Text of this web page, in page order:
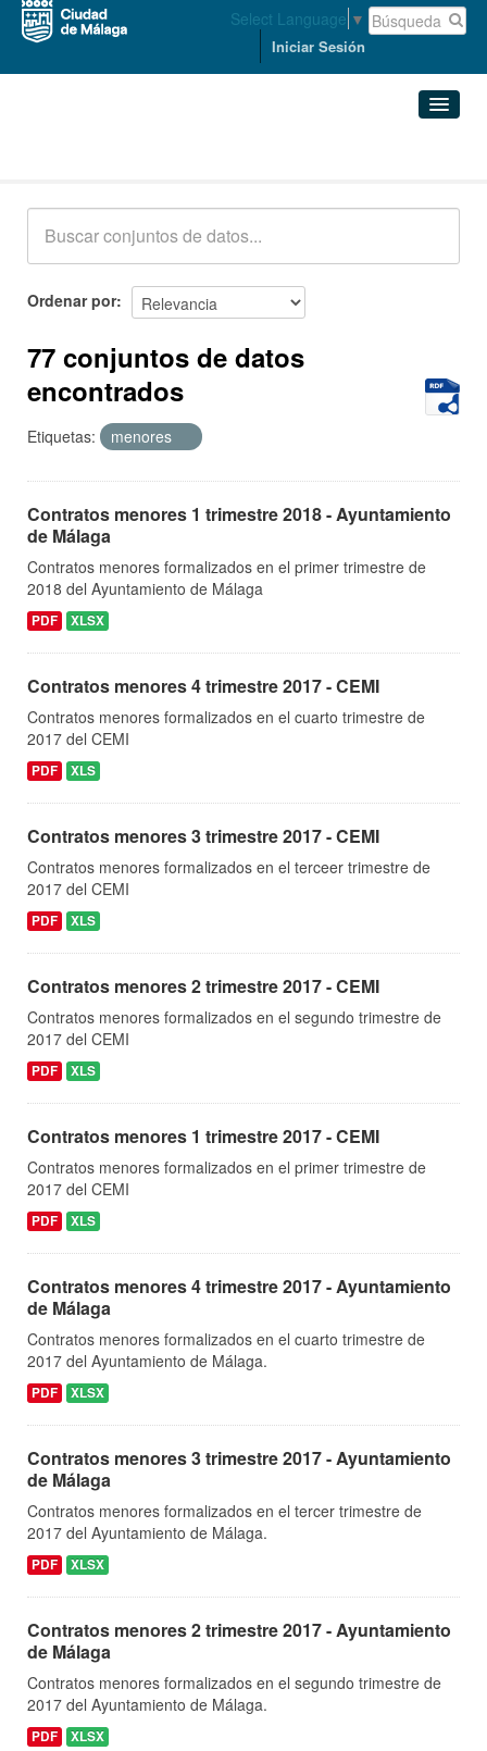
Select Language ▼
Iniciar Sesión
Acerca de
Ordenar por
77 conjuntos de datos
encontrados
Etiquetas: menores
Contratos menores 1 trimestre 2018 - Ayuntamiento
de Málaga
Contratos menores formalizados en el primer trimestre de
2018 del Ayuntamiento de Málaga
PDF XLSX
Contratos menores 4 trimestre 2017 - CEMI
Contratos menores formalizados en el cuarto trimestre de
2017 del CEMI
PDF XLS
Contratos menores 3 trimestre 2017 - CEMI
Contratos menores formalizados en el terceer trimestre de
2017 del CEMI
PDF XLS
Contratos menores 2 trimestre 2017 - CEMI
Contratos menores formalizados en el segundo trimestre de
2017 del CEMI
PDF XLS
Contratos menores 1 trimestre 2017 - CEMI
Contratos menores formalizados en el primer trimestre de
2017 del CEMI
PDF XLS
Contratos menores 4 trimestre 2017 - Ayuntamiento
de Málaga
Contratos menores formalizados en el cuarto trimestre de
2017 del Ayuntamiento de Málaga.
PDF XLSX
Contratos menores 3 trimestre 2017 - Ayuntamiento
de Málaga
Contratos menores formalizados en el tercer trimestre de
2017 del Ayuntamiento de Málaga.
PDF XLSX
Contratos menores 2 trimestre 2017 - Ayuntamiento
de Málaga
Contratos menores formalizados en el segundo trimestre de
2017 del Ayuntamiento de Málaga.
PDF XLSX